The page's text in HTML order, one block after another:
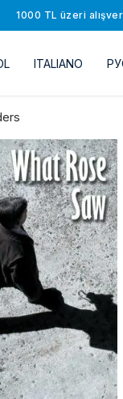
1000 TL üzeri
ITALIANO